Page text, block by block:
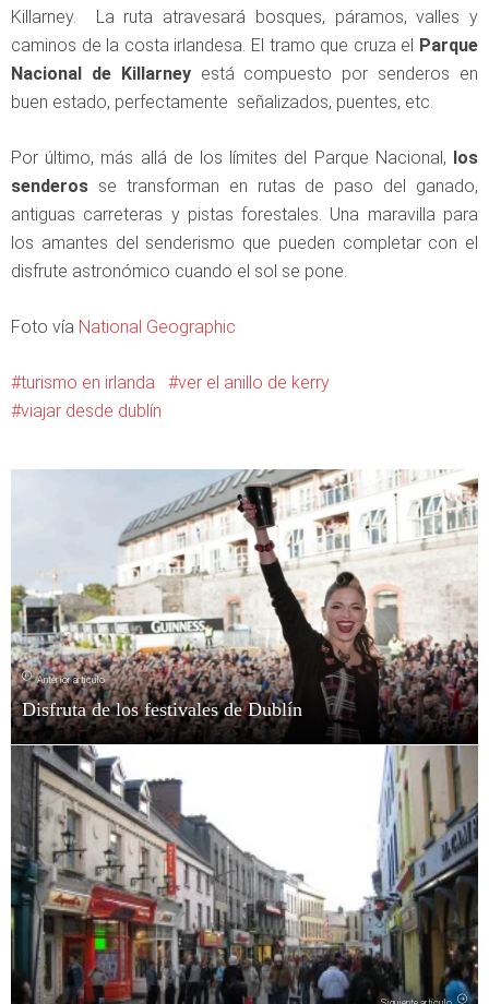
Killarney. La ruta atravesará bosques, páramos, valles y
caminos de la costa irlandesa. El tramo que cruza el Parque
Nacional de Killarneyestá compuesto por senderos en
buen estado, perfectamente señalizados, puentes, etc.
Por último, más allá de los límites del Parque Nacional, los
senderos se transforman en rutas de paso del ganado,
antiguas carreteras y pistas forestales. Una maravilla para
los amantes del senderismo que pueden completar con el
disfrute astronómico cuando el sol se pone.
Foto vía National Geographic
turismo en irlanda
ver el anillo de kerry
viajar desde dublín
Anterior artículo
Disfruta de los festivales de Dublín